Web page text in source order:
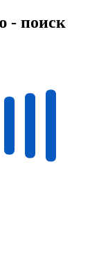
- поиск